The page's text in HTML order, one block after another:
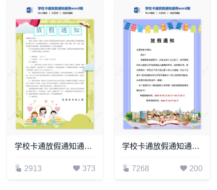
学校卡通放假通知通用word模板(2)
2913 373
学校卡通放假通知通用word模板
7268 200